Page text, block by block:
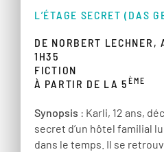
L’ÉTAGE SECRET (DAS
DE NORBERT
1H35
FICTION
À PARTIR DE LA 5ÈME
Synopsis : Karli, 12 ans,
secret d’un hôtel familial
dans le temps. Il se